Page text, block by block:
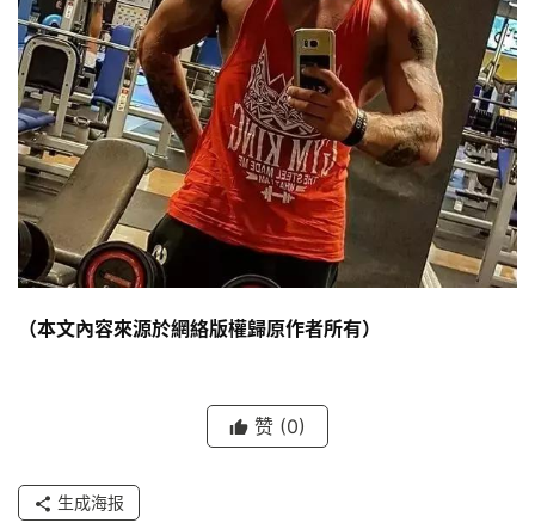
（本文內容來源於網絡版權歸原作者所有）
赞 (0)
生成海报